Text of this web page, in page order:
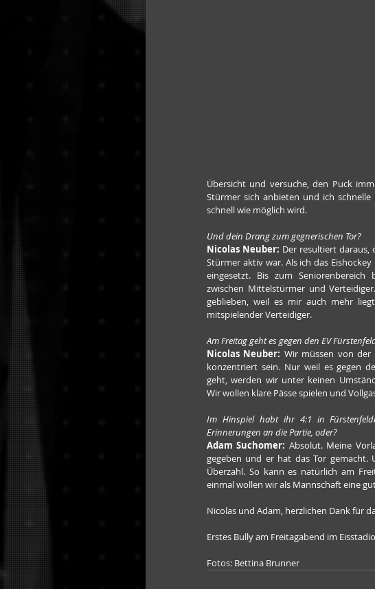
Übersicht und versuche, den Puck
Stürmer sich anbieten und ich
schnell wie möglich wird.
Und dein Drang zum gegnerischen Tor?
Nicolas Neuber: Der resultiert daraus,
Stürmer aktiv war. Als ich das
eingesetzt. Bis zum
zwischen Mittelstürmer und
geblieben, weil es mir auch mehr
mitspielender Verteidiger.
Am Freitag geht es gegen den EV
Nicolas Neuber: Wir müssen von der
konzentriert sein. Nur weil es gegen
geht, werden wir unter keinen
Wir wollen klare Pässe spielen und
Im Hinspiel habt ihr 4:1 in
Erinnerungen an die Partie, oder?
Adam Suchomer: Absolut. Meine
gegeben und er hat das Tor gemacht.
Überzahl. So kann es natürlich am
einmal wollen wir als Mannschaft eine
Nicolas und Adam, herzlichen Dank für
Erstes Bully am Freitagabend im
Fotos: Bettina Brunner